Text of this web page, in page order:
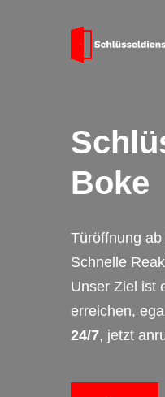
Boke
Türöffnung ab
Schnelle
Unser Ziel ist
erreichen,
24/7, jetzt